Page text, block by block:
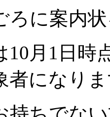
ろに案内
10月1日時
者になり